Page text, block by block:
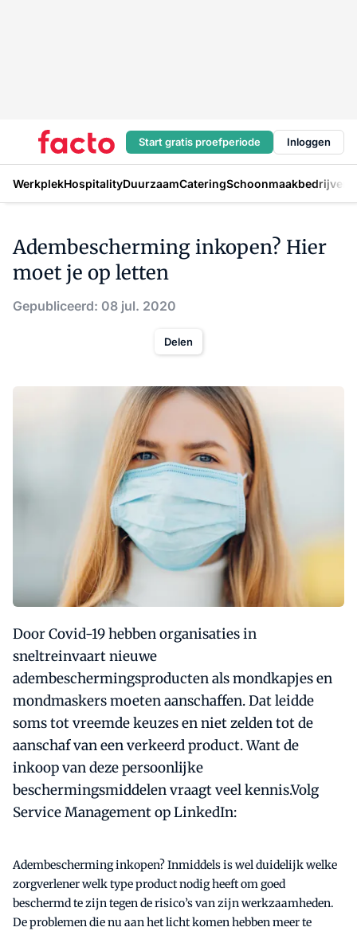
Start gratis proefperiode Inloggen
WerkplekHospitalityDuurzaamCateringSchoonmaakbedrijven
Adembescherming inkopen? Hier
moet je op letten
Gepubliceerd: 08 jul. 2020
Delen
Door Covid-19 hebben organisaties in
sneltreinvaart nieuwe
adembeschermingsproducten als mondkapjes en
mondmaskers moeten aanschaffen. Dat leidde
soms tot vreemde keuzes en niet zelden tot de
aanschaf van een verkeerd product. Want de
inkoop van deze persoonlijke
beschermingsmiddelen vraagt veel kennis.Volg
Service Management op LinkedIn:
Adembescherming inkopen? Inmiddels is wel duidelijk welke
zorgverlener welk type product nodig heeft om goed
beschermd te zijn tegen de risico’s van zijn werkzaamheden.
De problemen die nu aan het licht komen hebben meer te